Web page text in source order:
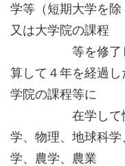
学等（短期大学を
又は大学院の課程
等を修了した
算して４年を経過
学院の課程等に
在学して情報
学、物理、地球科
学、農学、農業